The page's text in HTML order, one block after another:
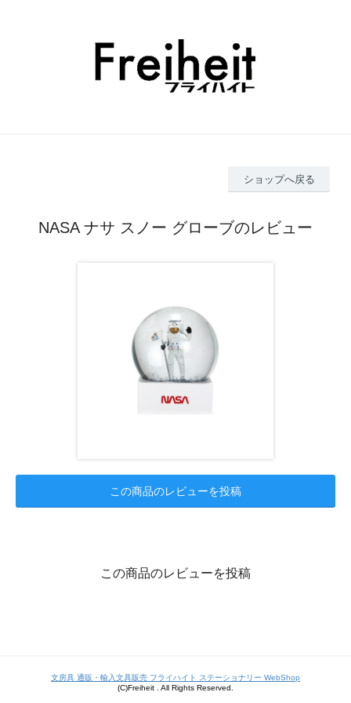
ショップへ戻る
NASA ナサ スノー グローブのレビュー
この商品のレビューを投稿
この商品のレビューを投稿
文房具 通販・輸入文具販売 フライハイト ステーショナリー WebShop
(C)Freiheit . All Rights Reserved.